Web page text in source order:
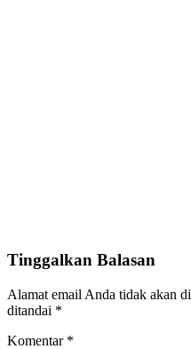
Tinggalkan Balasan
Alamat email Anda tidak akan
ditandai *
Komentar *